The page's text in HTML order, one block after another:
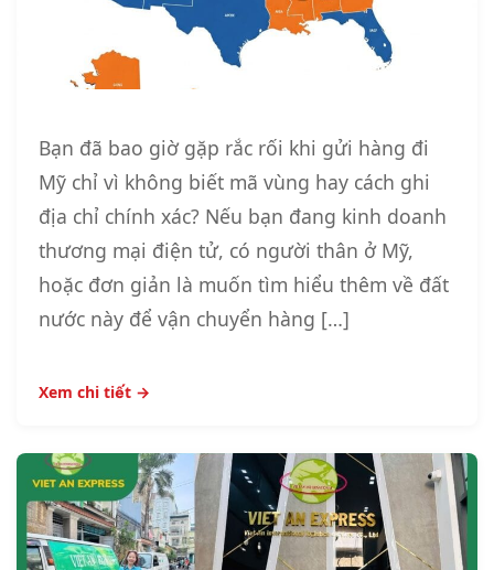
Bạn đã bao giờ gặp rắc rối khi gửi hàng đi
Mỹ chỉ vì không biết mã vùng hay cách ghi
địa chỉ chính xác? Nếu bạn đang kinh doanh
thương mại điện tử, có người thân ở Mỹ,
hoặc đơn giản là muốn tìm hiểu thêm về đất
nước này để vận chuyển hàng […]
Xem chi tiết →